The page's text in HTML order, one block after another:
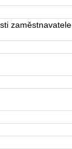
zaměstnavatele